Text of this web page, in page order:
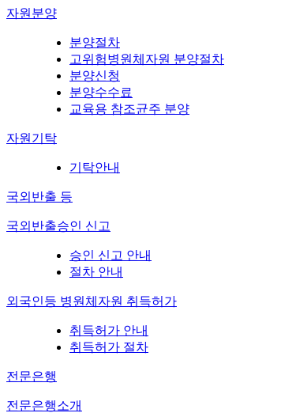
자원분양
분양절차
고위험병원체자원 분양절차
분양신청
분양수수료
교육용 참조균주 분양
자원기탁
기탁안내
국외반출 등
국외반출승인 신고
승인 신고 안내
절차 안내
외국인등 병원체자원 취득허가
취득허가 안내
취득허가 절차
전문은행
전문은행소개